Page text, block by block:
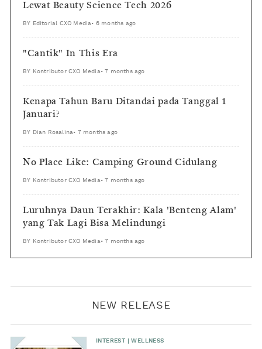
Lewat Beauty Science Tech 2026
BY Editorial CXO Media • 6 months ago
"Cantik" In This Era
BY Kontributor CXO Media •7 months ago
Kenapa Tahun Baru Ditandai pada Tanggal 1
Januari?
BY Dian Rosalina • 7 months ago
No Place Like: Camping Ground Cidulang
BY Kontributor CXO Media •7 months ago
Luruhnya Daun Terakhir: Kala 'Benteng Alam'
yang Tak Lagi Bisa Melindungi
BY Kontributor CXO Media •7 months ago
NEW RELEASE
INTEREST |WELLNESS